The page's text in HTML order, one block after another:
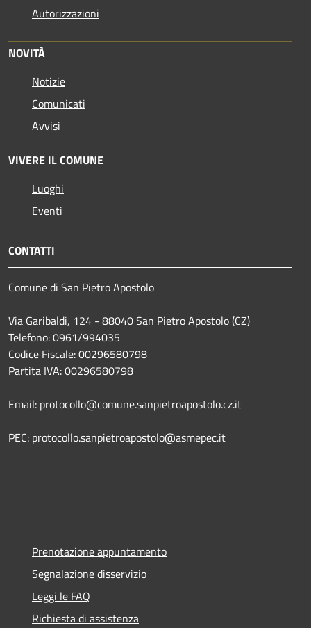
Autorizzazioni
NOVITÀ
Notizie
Comunicati
Avvisi
VIVERE IL COMUNE
Luoghi
Eventi
CONTATTI
Comune di San Pietro Apostolo
Via Garibaldi, 124 - 88040 San Pietro Apostolo (CZ)
Telefono: 0961/994035
Codice Fiscale: 00296580798
Partita IVA: 00296580798
Email: protocollo@comune.sanpietroapostolo.cz.it
PEC: protocollo.sanpietroapostolo@asmepec.it
Prenotazione appuntamento
Segnalazione disservizio
Leggi le FAQ
Richiesta di assistenza